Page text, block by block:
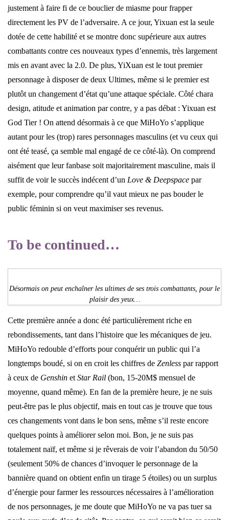
justement à faire fi de ce bouclier de miasme pour frapper
directement les PV de l’adversaire. A ce jour, Yixuan est la seule
dotée de cette habilité et se montre donc supérieure aux autres
combattants contre ces nouveaux types d’ennemis, très largement
mis en avant avec la 2.0. De plus, YiXuan est le tout premier
personnage à disposer de deux Ultimes, même si le premier est
plutôt un changement d’état qu’une attaque spéciale. Côté chara
design, atitude et animation par contre, y a pas débat : Yixuan est
God Tier ! On attend désormais à ce que MiHoYo s’applique
autant pour les (trop) rares personnages masculins (et vu ceux qui
ont été teasé, ça semble mal engagé de ce côté-là). On comprend
aisément que leur fanbase soit majoritairement masculine, mais il
suffit de voir le succès indécent d’un Love & Deepspace par
exemple, pour comprendre qu’il vaut mieux ne pas bouder le
public féminin si on veut maximiser ses revenus.
To be continued…
Désormais on peut enchaîner les ultimes de ses trois combattants, pour le
plaisir des yeux…
Cette première année a donc été particulièrement riche en
rebondissements, tant dans l’histoire que les mécaniques de jeu.
MiHoYo redouble d’efforts pour conquérir un public qui l’a
longtemps boudé, si on en croit les chiffres de Zenless par rapport
à ceux de Genshin et Star Rail (bon, 15-20M$ mensuel de
moyenne, quand même). En fan de la première heure, je ne suis
peut-être pas le plus objectif, mais en tout cas je trouve que tous
ces changements vont dans le bon sens, même s’il reste encore
quelques points à améliorer selon moi. Bon, je ne suis pas
totalement naïf, et même si je rêverais de voir l’abandon du 50/50
(seulement 50% de chances d’invoquer le personnage de la
bannière quand on obtient enfin un tirage 5 étoiles) ou un surplus
d’énergie pour farmer les ressources nécessaires à l’amélioration
de nos personnages, je me doute que MiHoYo ne va pas tuer sa